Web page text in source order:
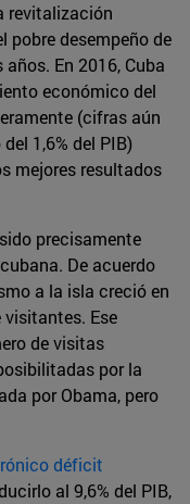
revitalización
pobre desempeño de
En 2016, Cuba
económico del
(cifras aún
1,6% del PIB)
mejores resultados
precisamente
De acuerdo
a la isla creció en
visitantes. Ese
de visitas
por la
por Obama, pero
déficit
al 9,6% del PIB,